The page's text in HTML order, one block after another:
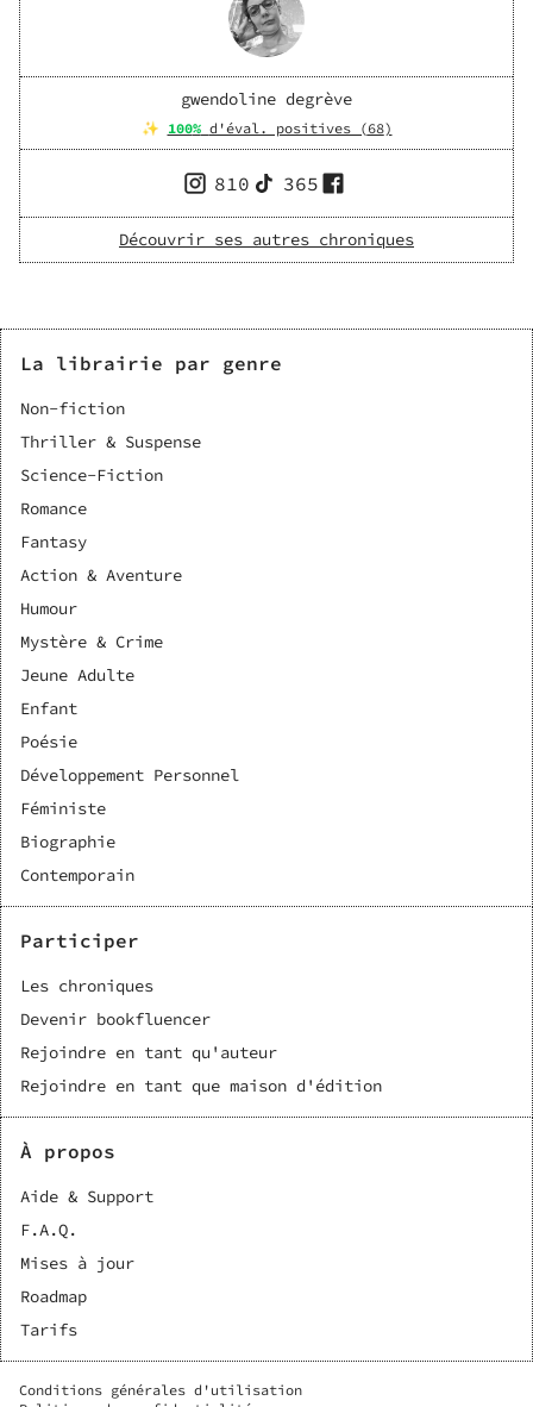
gwendoline degrève
✨ 100% d'éval. positives (68)
810 365
Découvrir ses autres chroniques
La librairie par genre
Non-fiction
Thriller & Suspense
Science-Fiction
Romance
Fantasy
Action & Aventure
Humour
Mystère & Crime
Jeune Adulte
Enfant
Poésie
Développement Personnel
Féministe
Biographie
Contemporain
Participer
Les chroniques
Devenir bookfluencer
Rejoindre en tant qu'auteur
Rejoindre en tant que maison d'édition
À propos
Aide & Support
F.A.Q.
Mises à jour
Roadmap
Tarifs
Conditions générales d'utilisation